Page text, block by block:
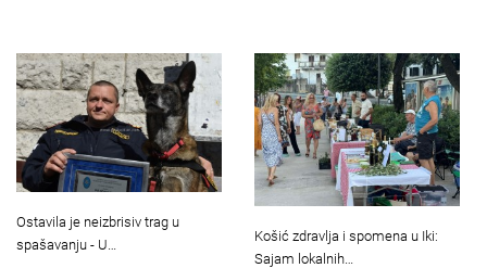
Ostavila je neizbrisiv trag u
spašavanju - U…
Košić zdravlja i spomena u Iki:
Sajam lokalnih…